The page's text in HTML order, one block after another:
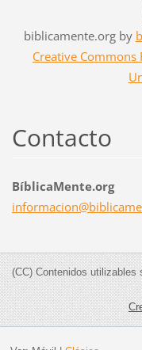
biblicamente.orgby
Creative
Contacto
BíblicaMente.org
informacion@bibl
(CC) Contenidos